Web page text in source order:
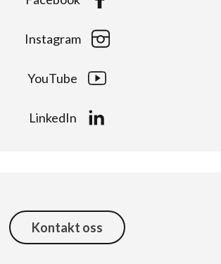
Instagram
YouTube
LinkedIn
Kontakt oss